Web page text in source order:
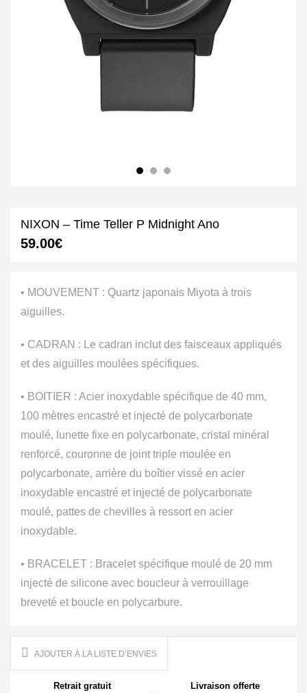
NIXON – Time Teller P Midnight Ano
59.00€
• MOUVEMENT : Quartz japonais Miyota à trois
aiguilles.
• CADRAN : Le cadran inclut des faisceaux appliqués
et des aiguilles moulées spécifiques.
• BOITIER : Acier inoxydable spécifique de 40 mm,
100 mètres encastré et injecté de polycarbonate
moulé, lunette fixe en polycarbonate, cristal minéral
renforcé, couronne de joint triple moulée en
polycarbonate, arrière du boîtier vissé en acier
inoxydable encastré et injecté de polycarbonate
moulé, pattes de chevilles à ressort en acier
inoxydable.
• BRACELET : Bracelet spécifique moulé de 20 mm
injecté de silicone avec boucleur à verrouillage
breveté et boucle en polycarbure.
AJOUTER À LA LISTE D’ENVIES
Retrait gratuit
Livraison offerte